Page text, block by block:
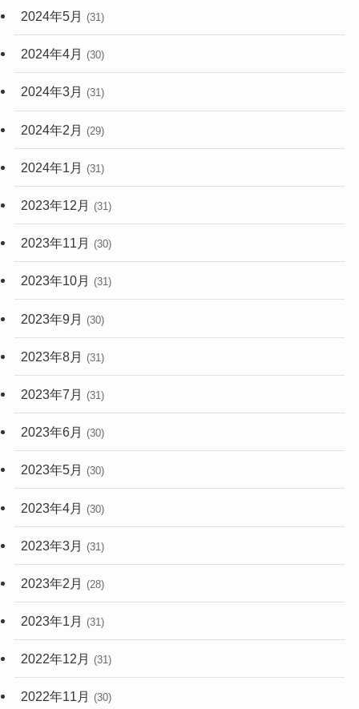
2024年5月 (31)
2024年4月 (30)
2024年3月 (31)
2024年2月 (29)
2024年1月 (31)
2023年12月 (31)
2023年11月 (30)
2023年10月 (31)
2023年9月 (30)
2023年8月 (31)
2023年7月 (31)
2023年6月 (30)
2023年5月 (30)
2023年4月 (30)
2023年3月 (31)
2023年2月 (28)
2023年1月 (31)
2022年12月 (31)
2022年11月 (30)